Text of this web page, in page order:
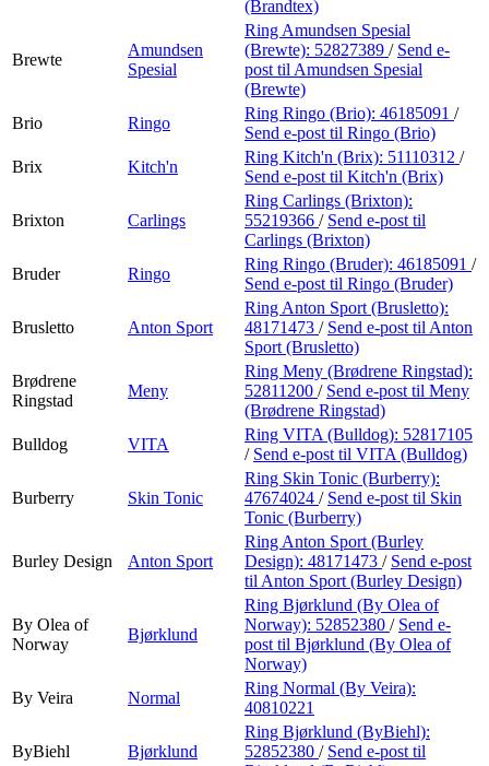
(Brandtex)
Brewte
Amundsen
Spesial
Ring Amundsen Spesial
(Brewte): 52827389 / Send e-
post til Amundsen Spesial
(Brewte)
Brio
Ringo
Ring Ringo (Brio): 46185091 /
Send e-post til Ringo (Brio)
Brix
Kitch'n
Ring Kitch'n (Brix): 51110312 /
Send e-post til Kitch'n (Brix)
Brixton Carlings
Ring Carlings (Brixton):
55219366 / Send e-post til
Carlings (Brixton)
Bruder
Ringo
Ring Ringo (Bruder): 46185091 /
Send e-post til Ringo (Bruder)
Brusletto Anton Sport
Ring Anton Sport (Brusletto):
48171473 / Send e-post til Anton
Sport (Brusletto)
Brødrene
Ringstad
Meny
Ring Meny (Brødrene Ringstad):
52811200 / Send e-post til Meny
(Brødrene Ringstad)
Bulldog
VITA
Ring VITA (Bulldog): 52817105
/ Send e-post til VITA (Bulldog)
Burberry Skin Tonic
Ring Skin Tonic (Burberry):
47674024 / Send e-post til Skin
Tonic (Burberry)
Burley Design Anton Sport
Ring Anton Sport (Burley
Design): 48171473 / Send e-post
til Anton Sport (Burley Design)
By Olea of
Norway
Bjørklund
Ring Bjørklund (By Olea of
Norway): 52852380 / Send e-
post til Bjørklund (By Olea of
Norway)
By Veira
Normal
Ring Normal (By Veira):
40810221
ByBiehl Bjørklund
Ring Bjørklund (ByBiehl):
52852380 / Send e-post til